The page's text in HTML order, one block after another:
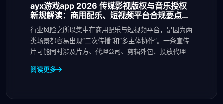
ayx游戏app 2026 传媒影视版权与音乐授权
新规解读：商用配乐、短视频平台合规要点与
避坑清单
行业风险之所以集中在商用配乐与短视频平台，是因为两
类场景都容易出现“二次传播”和“多主体协作”。一条宣传
片可能同时涉及片方、代理公司、剪辑外包、投放代理
阅读更多